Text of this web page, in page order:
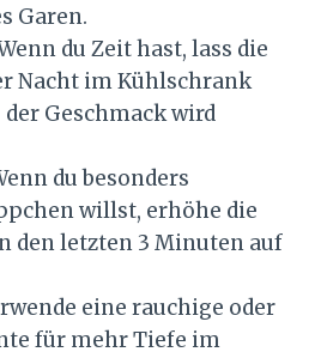
Garen.
du Zeit hast, lass die
Nacht im Kühlschrank
Geschmack wird
du besonders
willst, erhöhe die
den letzten 3 Minuten auf
eine rauchige oder
für mehr Tiefe im